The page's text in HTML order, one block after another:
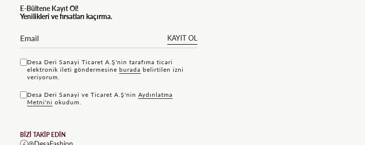
E-Bültene Kayıt Ol!
Yenilikleri ve fırsatları kaçırma.
KAYIT OL
Desa Deri Sanayi Ticaret A.Ş'nin tarafıma ticari
elektronik ileti göndermesine bu rada belirtilen izni
veriyorum.
Desa Deri Sanayi ve Ticaret A.Ş'nin Aydınlatma
Metni'ni okudum.
BİZİ TAKİP EDİN